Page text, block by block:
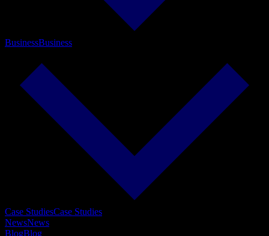
BusinessBusiness
Case StudiesCase Studies
NewsNews
BlogBlog